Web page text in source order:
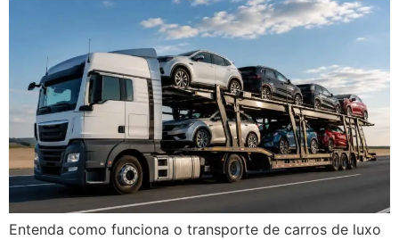
Entenda como funciona o transporte de carros de luxo